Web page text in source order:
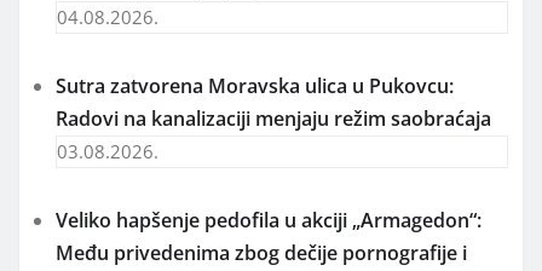
04.08.2026.
Sutra zatvorena Moravska ulica u Pukovcu:
Radovi na kanalizaciji menjaju režim saobraćaja
03.08.2026.
Veliko hapšenje pedofila u akciji „Armagedon“:
Među privedenima zbog dečije pornografije i